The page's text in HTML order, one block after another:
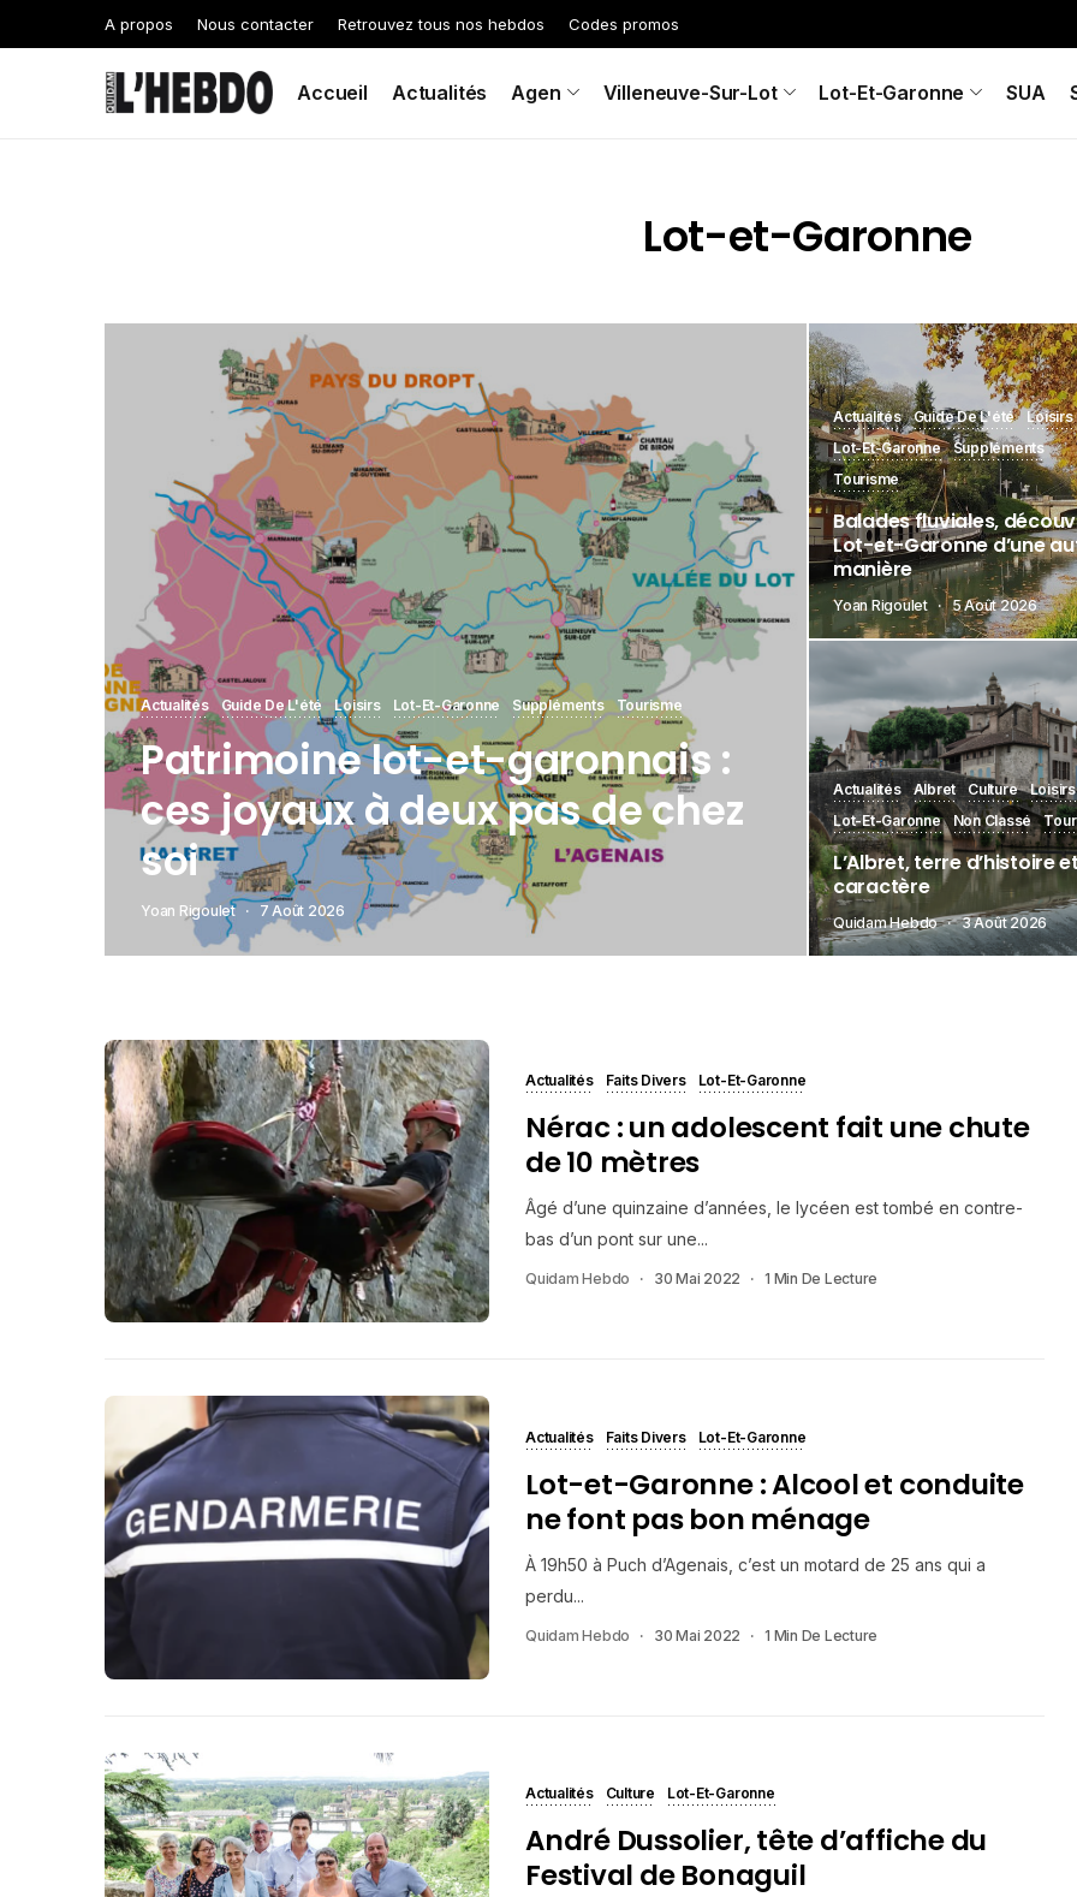
A propos Nous contacter Retrouvez tous nos hebdos Codes promos
Accueil Actualités Agen Villeneuve-Sur-Lot Lot-Et-Garonne SUA
Lot-et-Garonne
Actualités Guide De L'été Loisirs Lot-Et-Garonne Suppléments Tourisme
Patrimoine lot-et-garonnais :
ces joyaux à deux pas de chez
soi
Yoan Rigoulet 7 Août 2026
Actualités Guide De L'été
Loisirs
Lot-Et-Garonne
Suppléments
Tourisme
Balades fluviales,
Lot-et-Garonne d’une
manière
Yoan Rigoulet 5 Août 2026
Actualités Albret Culture
Loisirs
Lot-Et-Garonne
Non Classé
L’Albret, terre d’histoire
caractère
Quidam Hebdo 3 Août 2026
Actualités Faits Divers Lot-Et-Garonne
Nérac : un adolescent fait une chute
de 10 mètres
Âgé d’une quinzaine d’années, le lycéen est tombé en contre-
bas d’un pont sur une...
Quidam Hebdo 30 Mai 2022 1 Min De Lecture
Actualités Faits Divers Lot-Et-Garonne
Lot-et-Garonne : Alcool et conduite
ne font pas bon ménage
À 19h50 à Puch d’Agenais, c’est un motard de 25 ans qui a
perdu...
Quidam Hebdo 30 Mai 2022 1 Min De Lecture
Actualités Culture Lot-Et-Garonne
André Dussolier, tête d’affiche du
Festival de Bonaguil